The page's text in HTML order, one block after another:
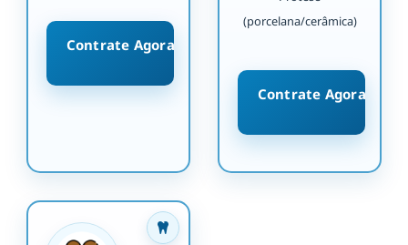
Contrate Agora
(porcelana/cerâmica)
Contrate Agora